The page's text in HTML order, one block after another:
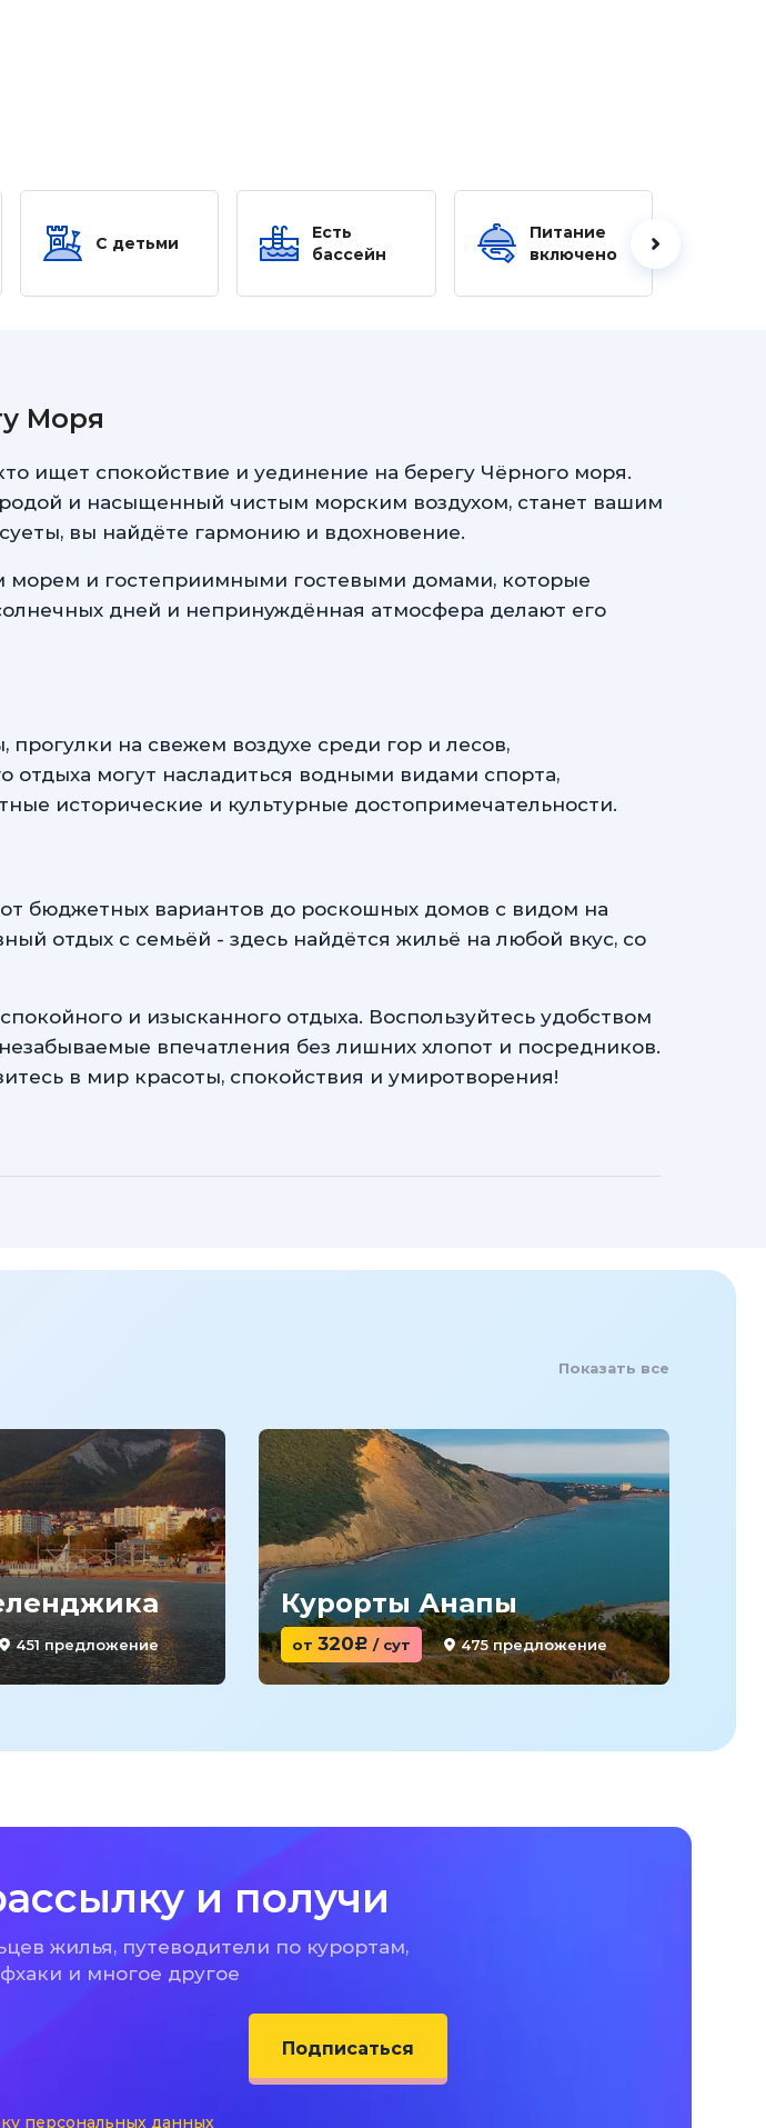
С детьми
Есть
бассейн
Питание
включено
Моря
ищет спокойствие и уединение на берегу Чёрного моря.
и насыщенный чистым морским воздухом, станет вашим
вы найдёте гармонию и вдохновение.
и гостеприимными гостевыми домами, которые
дней и непринуждённая атмосфера делают его
на свежем воздухе среди гор и лесов,
отдыха могут насладиться водными видами спорта,
исторические и культурные достопримечательности.
бюджетных вариантов до роскошных домов с видом на
отдых с семьёй - здесь найдётся жильё на любой вкус, со
и изысканного отдыха. Воспользуйтесь удобством
впечатления без лишних хлопот и посредников.
в мир красоты, спокойствия и умиротворения!
451 предложение
Курорты Анапы
от 320c / сут 475 предложение
Показать все
и получи
жилья, путеводители по курортам,
и многое другое
Подписаться
персональных данных